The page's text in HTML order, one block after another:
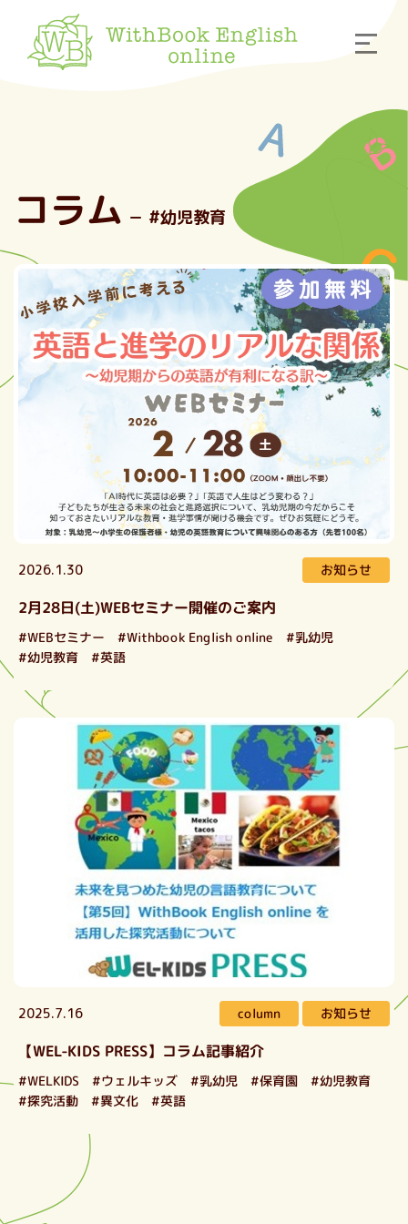
コラム － #幼児教育
2026.1.30 お知らせ
2月28日(土)WEBセミナー開催のご案内
#WEBセミナー #Withbook English online #乳幼児
#幼児教育 #英語
2025.7.16 column お知らせ
【WEL-KIDS PRESS】コラム記事紹介
#WELKIDS #ウェルキッズ #乳幼児 #保育園
#幼児教育
#探究活動
#異文化 #英語